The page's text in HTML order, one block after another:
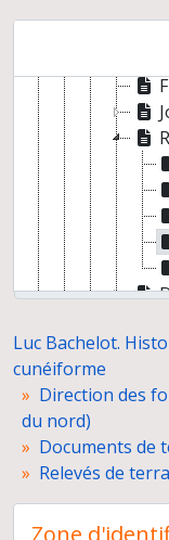
Presse
Luc Bachelot.
cunéiforme
Direction des
du nord)
Documents de
Relevés de